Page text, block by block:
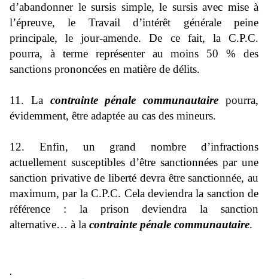
d’abandonner le sursis simple, le sursis avec mise à
l’épreuve, le Travail d’intérêt générale peine
principale, le jour-amende. De ce fait, la C.P.C.
pourra, à terme représenter au moins 50 % des
sanctions prononcées en matière de délits.
11. La contrainte pénale communautaire pourra,
évidemment, être adaptée au cas des mineurs.
12. Enfin, un grand nombre d’infractions
actuellement susceptibles d’être sanctionnées par une
sanction privative de liberté devra être sanctionnée, au
maximum, par la C.P.C. Cela deviendra la sanction de
référence : la prison deviendra la sanction
alternative… à la contrainte pénale communautaire.
.